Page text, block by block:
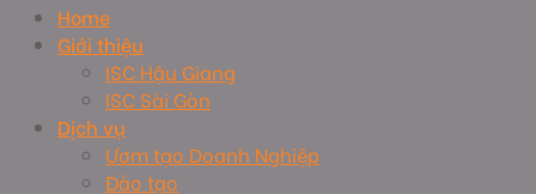
Home
Giới thiệu
ISC Hậu Giang
ISC Sài Gòn
Dịch vụ
Ươm tạo Doanh Nghiệp
Đào tạo